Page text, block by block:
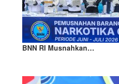
BNN RI Musnahkan…